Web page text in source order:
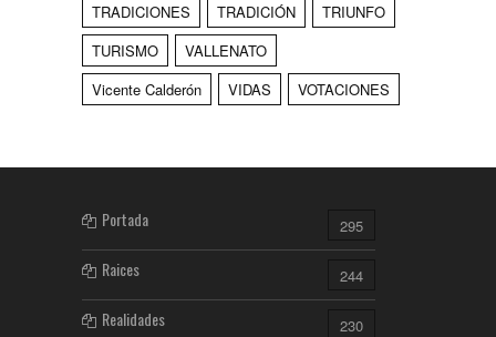
TRADICIONES
TRADICIÓN
TRIUNFO
TURISMO
VALLENATO
Vicente Calderón
VIDAS VOTACIONES
Portada 295
Raices 244
Realidades 230